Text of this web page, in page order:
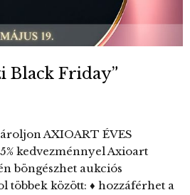
Black Friday”
AXIOART ÉVES
kedvezménnyel Axioart
böngészhet aukciós
többek között: ♦ hozzáférhet a